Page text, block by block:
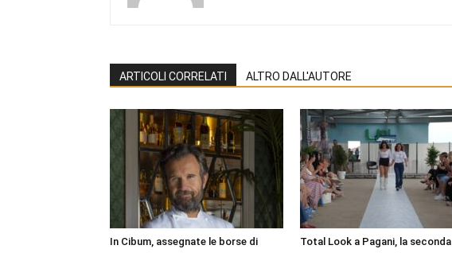
ARTICOLI CORRELATI ALTRO DALL'AUTORE
In Cibum, assegnate le borse di
Total Look a Pagani, la seconda